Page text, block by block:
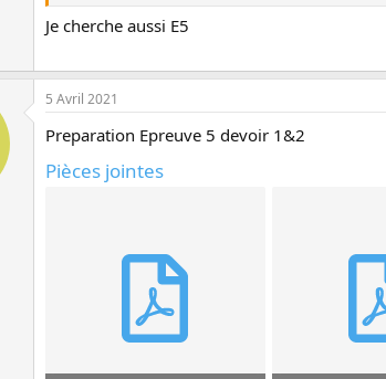
Je cherche aussi E5
5 Avril 2021
Preparation Epreuve 5 devoir 1&2
Pièces jointes